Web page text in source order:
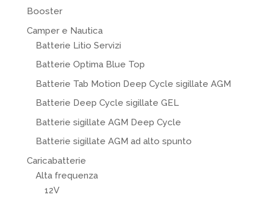
Booster
Camper e Nautica
Batterie Litio Servizi
Batterie Optima Blue Top
Batterie Tab Motion Deep Cycle sigillate AGM
Batterie Deep Cycle sigillate GEL
Batterie sigillate AGM Deep Cycle
Batterie sigillate AGM ad alto spunto
Caricabatterie
Alta frequenza
12V